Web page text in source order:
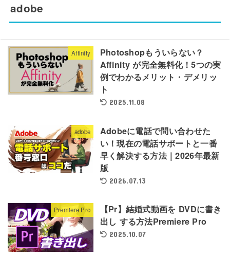
adobe
Affinity
Photoshopもういらない？
Affinity が完全無料化！5つの実
例でわかるメリット・デメリッ
ト
2025.11.08
adobe
Adobeに電話で問い合わせた
い！現在の電話サポートと一番
早く解決する方法｜2026年最新
版
2026.07.13
Premiere Pro
【Pr】結婚式動画を DVDに書き
出し する方法Premiere Pro
2025.10.07